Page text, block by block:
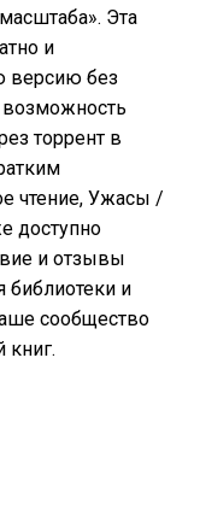
Эта
и
версию без
возможность
торрент в
чтение, Ужасы /
доступно
и отзывы
библиотеки и
сообщество
книг.